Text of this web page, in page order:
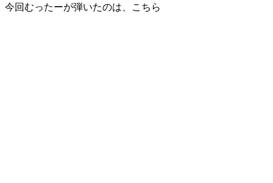
今回むったーが弾いたのは、こちら